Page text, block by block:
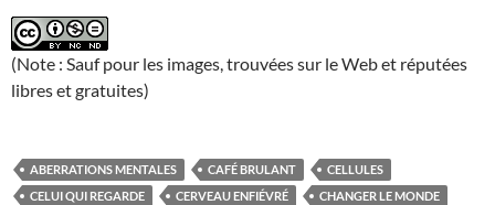
(Note : Sauf pour les images, trouvées sur le Web et réputées
libres et gratuites)
ABERRATIONS MENTALES CAFÉ BRULANT
CELLULES
CELUI QUI REGARDE
CERVEAU ENFIÉVRÉ CHANGER LE MONDE